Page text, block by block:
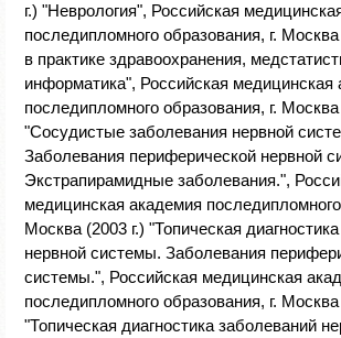
г.) "Неврология", Российская
последипломного образования, г.
в практике здравоохранения,
информатика", Российская медицинская
последипломного образования, г. Москва
"Сосудистые заболевания нервной
Заболевания периферической нервной
Экстрапирамидные заболевания.",
медицинская академия последипломного
Москва (2003 г.) "Топическая
нервной системы. Заболевания
системы.", Российская медицинская
последипломного образования, г. Москва
"Топическая диагностика заболеваний